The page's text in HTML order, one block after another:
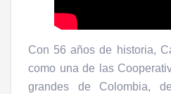
Con 56 años de historia,
como una de las
grandes de Colombia,